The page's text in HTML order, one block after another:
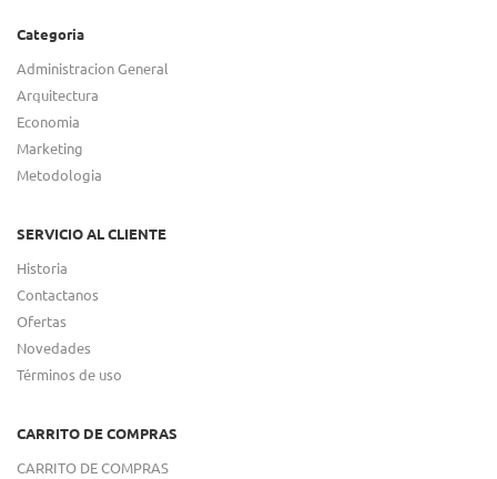
Categoria
Administracion General
Arquitectura
Economia
Marketing
Metodologia
SERVICIO AL CLIENTE
Historia
Contactanos
Ofertas
Novedades
Términos de uso
CARRITO DE COMPRAS
CARRITO DE COMPRAS